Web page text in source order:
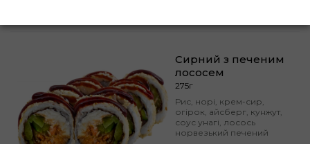
Сирний з печеним
лососем
275г
Рис, норі, крем-сир,
огірок, айсберг, кунжут,
соус унагі, лосось
норвезький печений